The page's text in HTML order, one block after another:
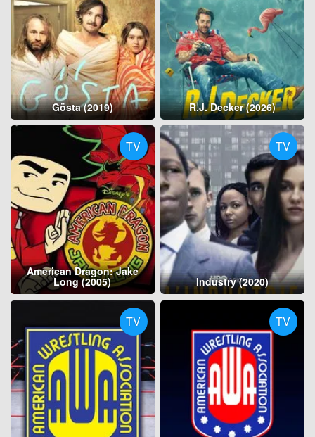
Gösta (2019) R.J. Decker (2026)
TV
American Dragon: Jake
Long (2005)
TV
Industry (2020)
TV TV